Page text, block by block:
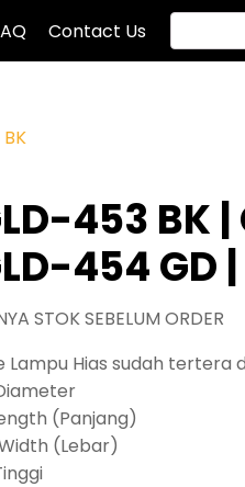
Contact Us
453 BK |
454 GD
STOK SEBELUM ORDER
Lampu Hias sudah tertera
(Panjang)
(Lebar)